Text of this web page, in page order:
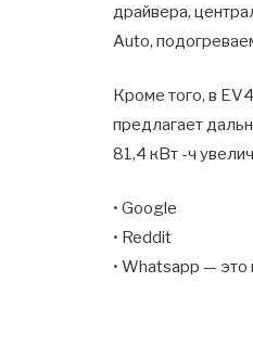
драйвера,
Auto,
Кроме того, в
предлагает
81,4 кВт -ч
• Google
• Reddit
• Whatsapp —